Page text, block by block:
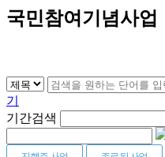
국민참여기념사업
기
기간검색